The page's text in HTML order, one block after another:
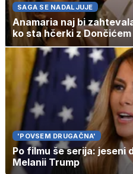
SAGA SE NADALJUJE
Anamaria naj bi
ko sta hčerki z Dončićem
'POVSEM DRUGAČNA'
Po filmu še serija: jeseni
Melanii Trump